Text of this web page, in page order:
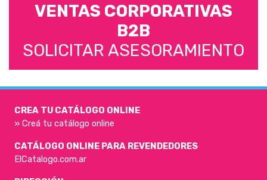
VENTAS CORPORATIVAS
B2B
SOLICITAR ASESORAMIENTO
CREA TU CATÁLOGO ONLINE
» Creá tu catálogo online
CATÁLOGO ONLINE PARA REVENDEDORES
ElCatalogo.com.ar